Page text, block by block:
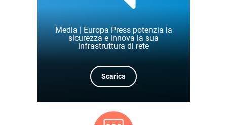
Media | Europa Press potenzia la
sicurezza e innova la sua
infrastruttura di rete
Scarica